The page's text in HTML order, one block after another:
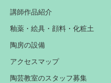
講師作品紹介
釉薬・絵具・顔料・化粧土
陶房の設備
アクセスマップ
陶芸教室のスタッフ募集